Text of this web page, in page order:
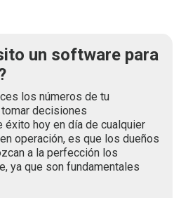
un software para
los números de tu
decisiones
éxito hoy en día de cualquier
operación, es que los dueños
a la perfección los
ya que son fundamentales